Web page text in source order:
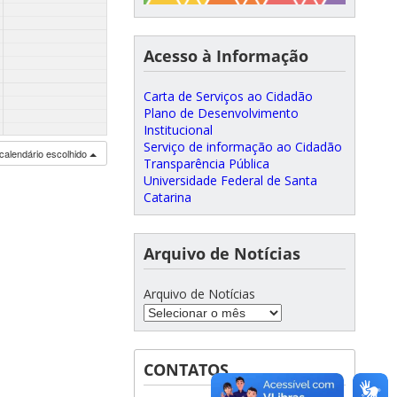
escolhido
Acesso à Informação
Carta de Serviços ao Cidadão
Plano de Desenvolvimento
Institucional
Serviço de informação ao Cidadão
Transparência Pública
Universidade Federal de Santa
Catarina
Arquivo de Notícias
Arquivo de Notícias
CONTATOS